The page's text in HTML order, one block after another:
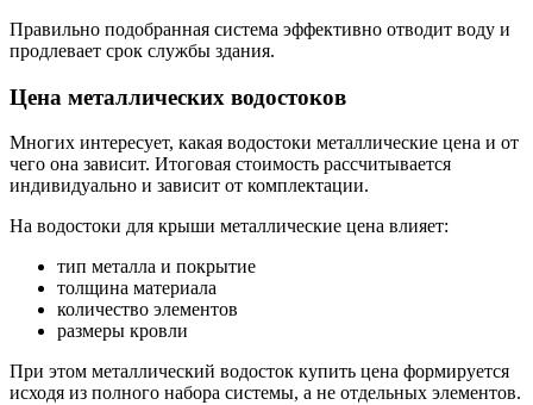
Правильно подобранная система эффективно отводит воду и
продлевает срок службы здания.
Цена металлических водостоков
Многих интересует, какая водостоки металлические цена и от
чего она зависит. Итоговая стоимость рассчитывается
индивидуально и зависит от комплектации.
На водостоки для крыши металлические цена влияет:
тип металла и покрытие
толщина материала
количество элементов
размеры кровли
При этом металлический водосток купить цена формируется
исходя из полного набора системы, а не отдельных элементов.